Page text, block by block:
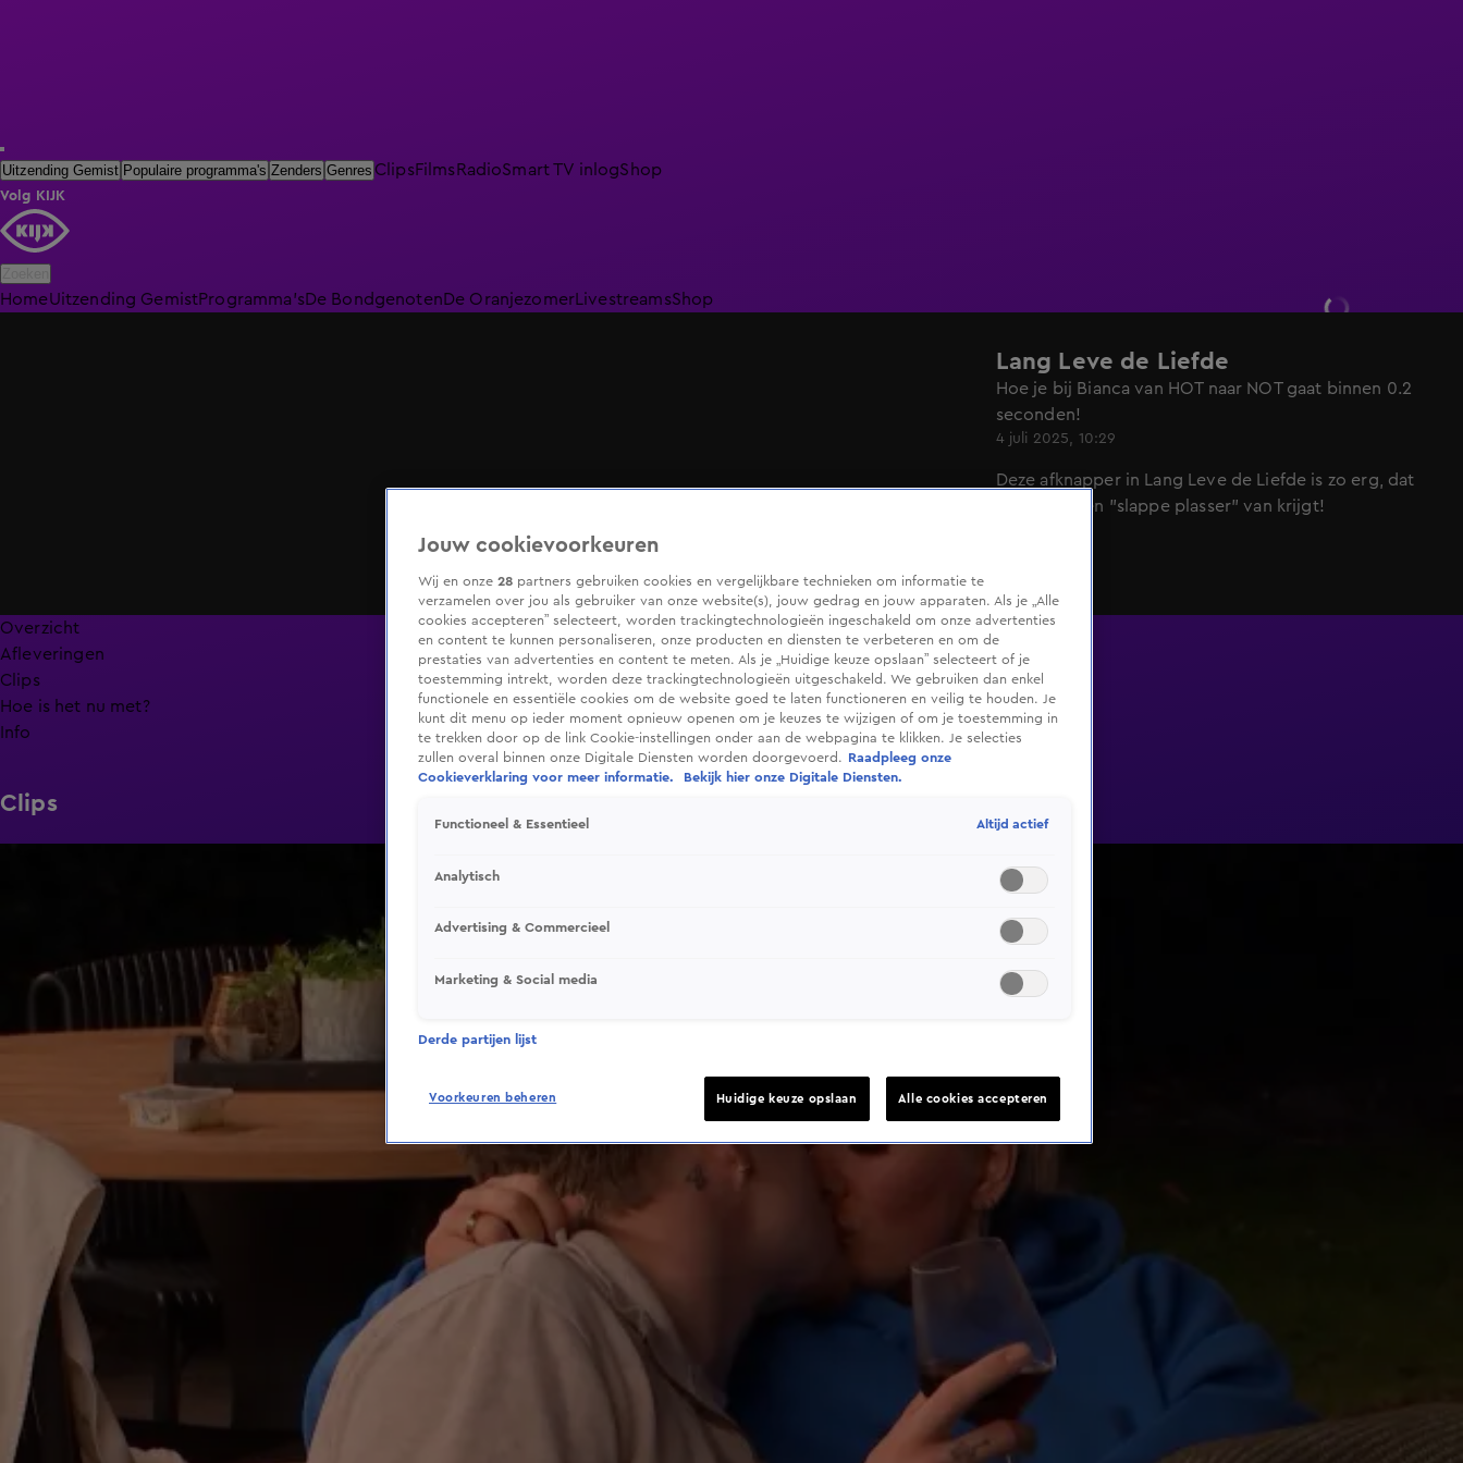
Uitzending Gemist Populaire programma's Zenders Genres ClipsFilmsRadioSmart TV inlogShop
Volg KIJK
HomeUitzending GemistProgramma'sDe BondgenotenDe Oranjezomer LivestreamsShop
Lang Leve de Liefde
Hoe je bij Bianca van HOT naar NOT gaat binnen 0.2
seconden!
4 juli 2025, 10:29
Deze afknapper in Lang Leve de Liefde is zo erg, dat
Bianca er een "slappe plasser" van krijgt!
Overzicht
Afleveringen
Clips
Hoe is het nu met?
Info
Clips
Jouw cookievoorkeuren
Wij en onze 28 partners gebruiken cookies en vergelijkbare technieken om informatie te
verzamelen over jou als gebruiker van onze website(s), jouw gedrag en jouw apparaten. Als je „Alle
cookies accepteren” selecteert, worden trackingtechnologieën ingeschakeld om onze advertenties
en content te kunnen personaliseren, onze producten en diensten te verbeteren en om de
prestaties van advertenties en content te meten. Als je „Huidige keuze opslaan” selecteert of je
toestemming intrekt, worden deze trackingtechnologieën uitgeschakeld. We gebruiken dan enkel
functionele en essentiële cookies om de website goed te laten functioneren en veilig te houden. Je
kunt dit menu op ieder moment opnieuw openen om je keuzes te wijzigen of om je toestemming in
te trekken door op de link Cookie-instellingen onder aan de webpagina te klikken. Je selecties
zullen overal binnen onze Digitale Diensten worden doorgevoerd.
Raadpleeg onze
Cookieverklaring voor meer informatie.
Bekijk hier onze Digitale Diensten.
Functioneel & Essentieel Altijd actief
Analytisch
Advertising & Commercieel
Marketing & Social media
Derde partijen lijst
Voorkeuren beheren Huidige keuze opslaan Alle cookies accepteren